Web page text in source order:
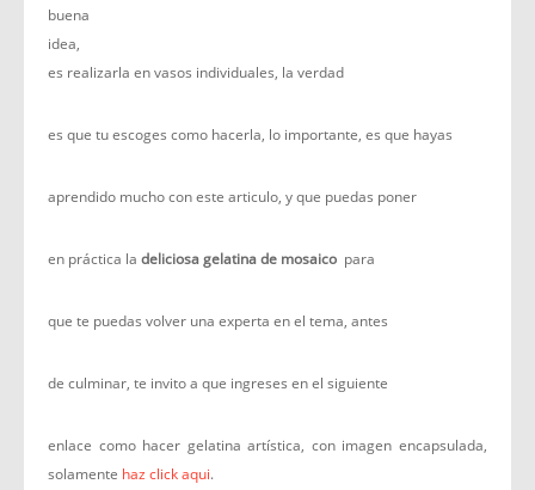
buena
idea,
es realizarla en vasos individuales, la verdad
es que tu escoges como hacerla, lo importante, es que hayas
aprendido mucho con este articulo, y que puedas poner
en práctica la deliciosa gelatina de mosaico para
que te puedas volver una experta en el tema, antes
de culminar, te invito a que ingreses en el siguiente
enlace como hacer gelatina artística, con imagen encapsulada,
solamente haz click aqui.